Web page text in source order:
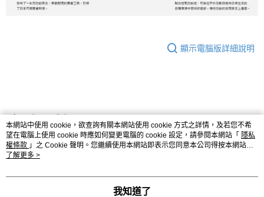
顯示電腦版詳細說明
商品相關分類 (6) 查看全部
配件 帽鞋配件 漁夫帽｜探險帽
💥OUTLET
本網站中使用 cookie，欲查詢有關本網站使用 cookie 方式之詳情，及若您不希
望在電腦上使用 cookie 時應如何變更電腦的 cookie 設定，請參閱本網站「 隱私
權條款 」之 Cookie 聲明。您繼續使用本網站即表示您同意本公司得按本網站使
用條款之 Cookie 聲明使用 cookie。
了解更多 >
我知道了